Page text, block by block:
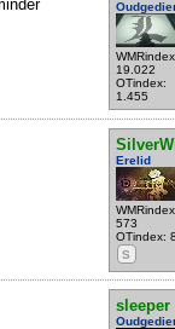
19.022
OTindex:
1.455
Erelid
573
OTindex:
S
sleeper